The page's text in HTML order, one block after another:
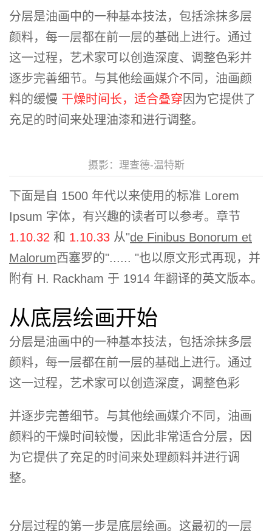
分层是油画中的一种基本技法，包括涂抹多层
颜料，每一层都在前一层的基础上进行。通过
这一过程，艺术家可以创造深度、调整色彩并
逐步完善细节。与其他绘画媒介不同，油画颜
料的缓慢 干燥时间长，适合叠穿因为它提供了
充足的时间来处理油漆和进行调整。
摄影：理查德-温特斯
下面是自 1500 年代以来使用的标准 Lorem
Ipsum 字体，有兴趣的读者可以参考。章节
1.10.32 和 1.10.33 从"de Finibus Bonorum et
Malorum西塞罗的"...... "也以原文形式再现，并
附有 H. Rackham 于 1914 年翻译的英文版本。
从底层绘画开始
分层是油画中的一种基本技法，包括涂抹多层
颜料，每一层都在前一层的基础上进行。通过
这一过程，艺术家可以创造深度，调整色彩
并逐步完善细节。与其他绘画媒介不同，油画
颜料的干燥时间较慢，因此非常适合分层，因
为它提供了充足的时间来处理颜料并进行调
整。
分层过程的第一步是底层绘画。这最初的一层